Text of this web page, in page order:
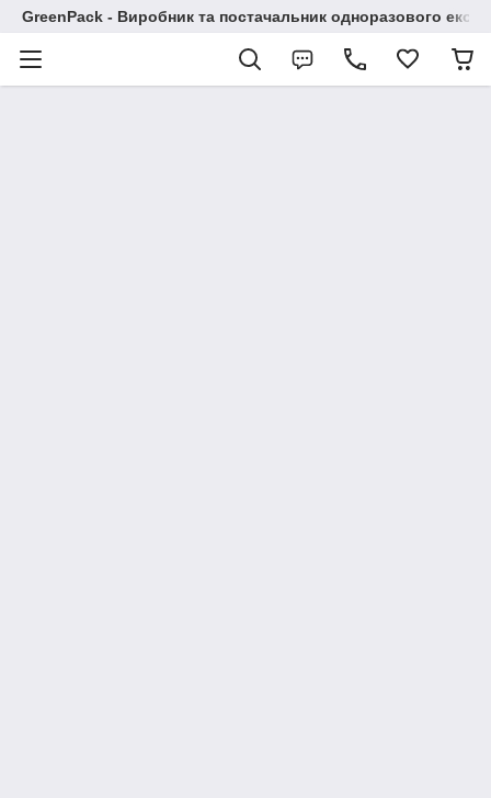
GreenPack - Виробник та постачальник одноразового еко-